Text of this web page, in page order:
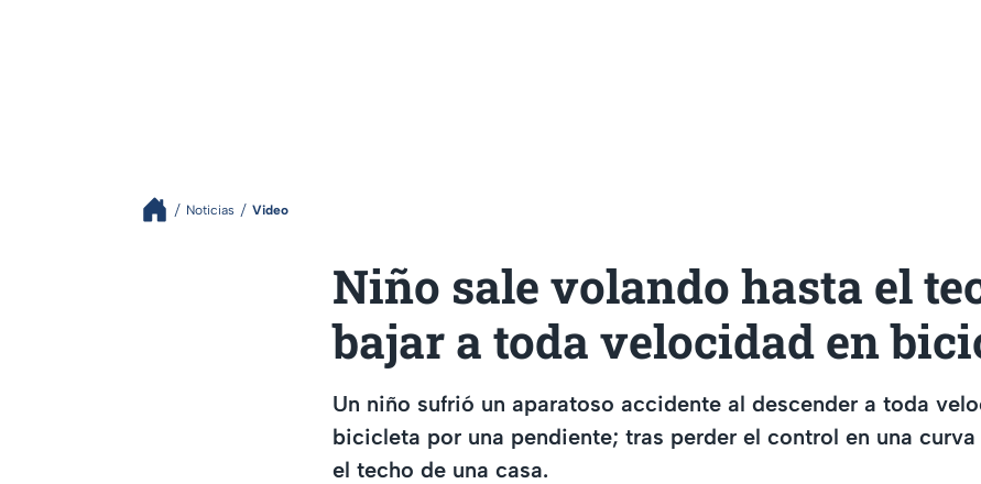
Noticias Video
Niño sale volando hasta el
bajar a toda velocidad en
Un niño sufrió un aparatoso accidente al descender a toda
bicicleta por una pendiente; tras perder el control en una
el techo de una casa.